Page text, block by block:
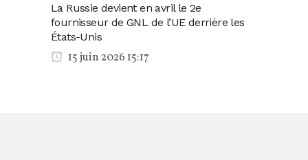
La Russie devient en avril le 2e
fournisseur de GNL de l’UE derrière les
États-Unis
15 juin 2026 15:17